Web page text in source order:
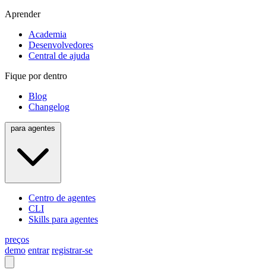
Aprender
Academia
Desenvolvedores
Central de ajuda
Fique por dentro
Blog
Changelog
Centro de agentes
CLI
Skills para agentes
preços
demo entrar registrar-se